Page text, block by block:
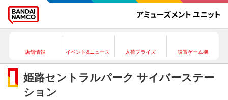
店舗情報 イベント&ニュース 入荷プライズ 設置ゲーム機
姫路セントラルパーク サイバーステー
ション